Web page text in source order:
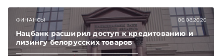
ФИНАНСЫ 06.08.2026
Нацбанк расширил доступ к кредитованию и
лизингу белорусских товаров